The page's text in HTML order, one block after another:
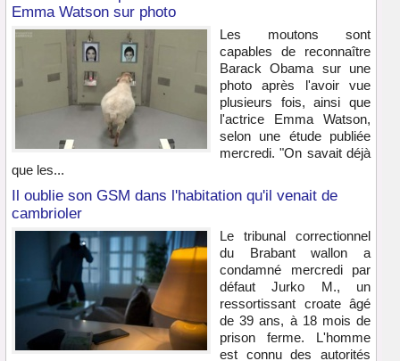
Emma Watson sur photo
Les moutons sont
capables de reconnaître
Barack Obama sur une
photo après l'avoir vue
plusieurs fois, ainsi que
l'actrice Emma Watson,
selon une étude publiée
mercredi. "On savait déjà
que les...
Il oublie son GSM dans l'habitation qu'il venait de
cambrioler
Le tribunal correctionnel
du Brabant wallon a
condamné mercredi par
défaut Jurko M., un
ressortissant croate âgé
de 39 ans, à 18 mois de
prison ferme. L'homme
est connu des autorités